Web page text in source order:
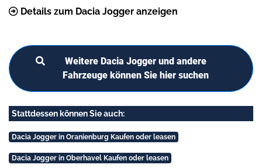
Details zum Dacia Jogger anzeigen
Weitere Dacia Jogger und andere
Fahrzeuge können Sie hier suchen
Stattdessen können Sie auch:
Dacia Jogger in Oranienburg Kaufen oder leasen
Dacia Jogger in Oberhavel Kaufen oder leasen